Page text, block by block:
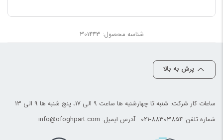
شناسه محصول: 301443
پرش به بالا
ساعات کار شرکت: شنبه تا چهارشنبه ها ساعت 9 الی 17، پنج شنبه ها 9 الی 13
شماره تلفن: 021-88303854 آدرس ایمیل: info@ofoghpart.com